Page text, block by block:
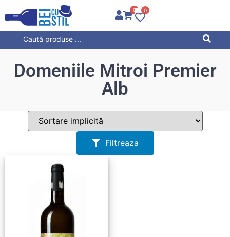
0 0
Domeniile Mitroi Premier
Alb
Filtreaza